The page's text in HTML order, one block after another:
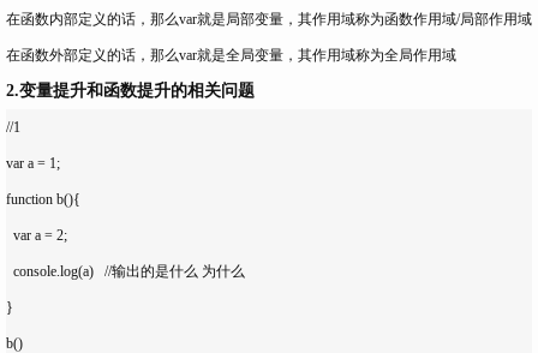
在函数内部定义的话，那么var就是局部变量，其作用域称为函数作用域/局部作用域
在函数外部定义的话，那么var就是全局变量，其作用域称为全局作用域
2.变量提升和函数提升的相关问题
//1
var a = 1;
function b(){
}
b()